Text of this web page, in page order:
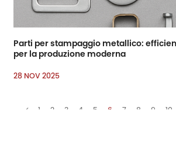
Parti per stampaggio metallico:
per la produzione moderna
28 NOV 2025
1 2 3 4 5 6 7 8 9 10